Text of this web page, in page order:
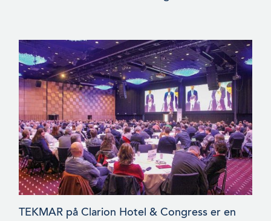
TEKMAR på Clarion Hotel & Congress er en